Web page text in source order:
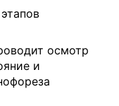
осмотр
и